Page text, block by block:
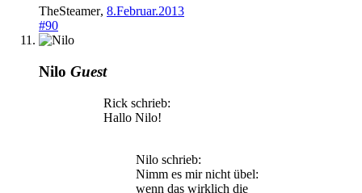
TheSteamer, 8.Februar.2013
#90
Nilo Guest
Rick schrieb:
Hallo Nilo!
Nilo schrieb:
Nimm es mir nicht übel:
wenn das wirklich die